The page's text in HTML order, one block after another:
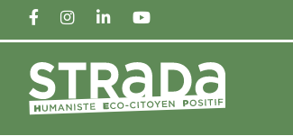
FACEBOOKINSTAGRAM
LINKEDINYOUTUBE